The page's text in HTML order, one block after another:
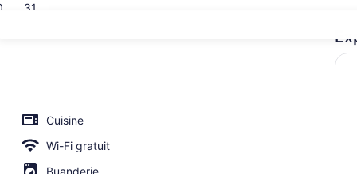
31
gratuit tous les jours
Cuisine
Wi-Fi gratuit
Buanderie